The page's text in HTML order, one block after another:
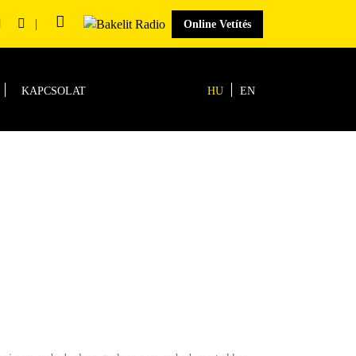
| Online Vetítés
KAPCSOLAT HU EN